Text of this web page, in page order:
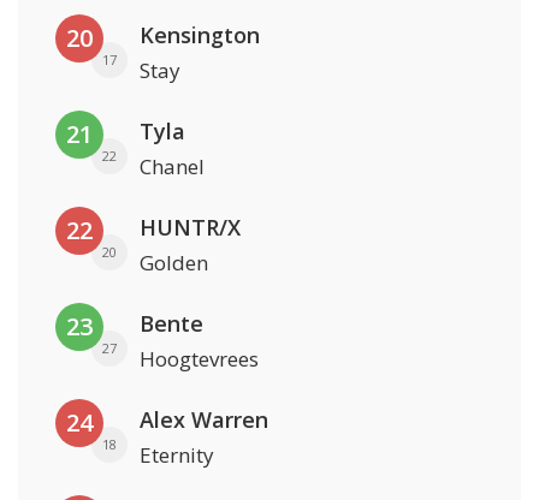
20
17
Kensington
Stay
21
22
Tyla
Chanel
22
20
HUNTR/X
Golden
23
27
Bente
Hoogtevrees
24
18
Alex Warren
Eternity